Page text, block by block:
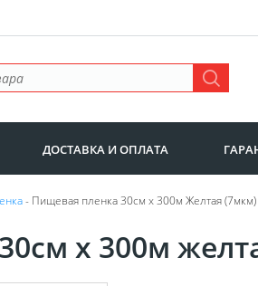
ДОСТАВКА И ОПЛАТА
- Пищевая пленка 30см х 300м Желтая
х 300м